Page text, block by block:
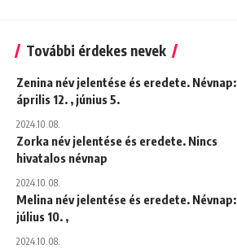
További érdekes nevek
Zenina név jelentése és eredete. Névnap:
április 12. , június 5.
2024.10.08.
Zorka név jelentése és eredete. Nincs
hivatalos névnap
2024.10.08.
Melina név jelentése és eredete. Névnap:
július 10. ,
2024.10.08.